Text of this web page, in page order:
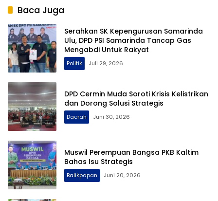
KaltimBaca Juga
Serahkan SK Kepengurusan Samarinda
Ulu, DPD PSI Samarinda Tancap Gas
Mengabdi Untuk Rakyat
Politik Juli 29, 2026
DPD Cermin Muda Soroti Krisis Kelistrikan
dan Dorong Solusi Strategis
Daerah Juni 30, 2026
Muswil Perempuan Bangsa PKB Kaltim
Bahas Isu Strategis
Balikpapan Juni 20, 2026